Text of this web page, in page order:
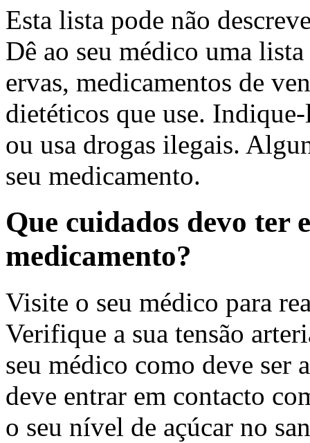
Esta lista pode não
Dê ao seu médico uma
ervas, medicamentos de
dietéticos que use.
ou usa drogas ilegais.
seu medicamento.
Que cuidados devo ter
medicamento?
Visite o seu médico para
Verifique a sua tensão
seu médico como deve ser
deve entrar em contacto
o seu nível de açúcar no